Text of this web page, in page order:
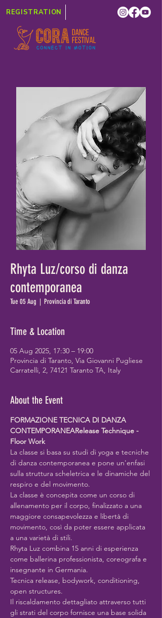
REGISTRATION
Rhyta Luz/corso di danza
contemporanea
Tue 05 Aug
  |
Provincia di Taranto
Time & Location
05 Aug 2025, 17:30 – 19:00
Provincia di Taranto, Via Giovanni Pugliese
Carratelli, 2, 74121 Taranto TA, Italy
About the Event
FORMAZIONE TECNICA DI DANZA
CONTEMPORANEARelease Technique -
Floor Work
La classe si basa su studi di yoga e tecniche
di danza contemporanea e pone un'enfasi
sulla struttura scheletrica e le dinamiche del
respiro e del movimento.
La classe è concepita come un corso di
allenamento per il corpo, finalizzato a una
maggiore consapevolezza e libertà di
movimento, così da poter essere applicata
a una varietà di stili.
Rhyta Luz combina 15 anni di esperienza
come ballerina professionista, coreografa e
insegnante in Germania.
Tecnica release, bodywork, conditioning,
open structures.
Il riscaldamento dettagliato attraverso tutti
gli strati del corpo fornisce una base solida